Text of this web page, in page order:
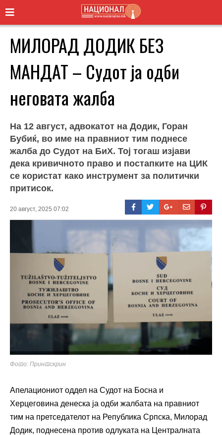
МИЛОРАД ДОДИК БЕЗ
МАНДАТ – Судот ја одби
неговата жалба
На 12 август, адвокатот на Додик, Горан
Бубиќ, во име на правниот тим поднесе
жалба до Судот на БиХ. Тој тогаш изјави
дека кривичното право и постапките на ЦИК
се користат како инструмент за политички
притисок.
20 август, 2025 07:02
Фото: Принтскрин
Апелациониот оддел на Судот на Босна и
Херцеговина денеска ја одби жалбата на правниот
тим на претседателот на Република Српска, Милорад
Додик, поднесена против одлуката на Централната